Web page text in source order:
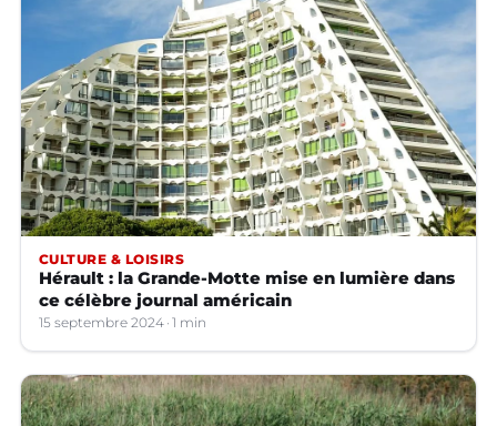
CULTURE & LOISIRS
Hérault : la Grande-Motte mise en lumière dans
ce célèbre journal américain
15 septembre 2024 1 min